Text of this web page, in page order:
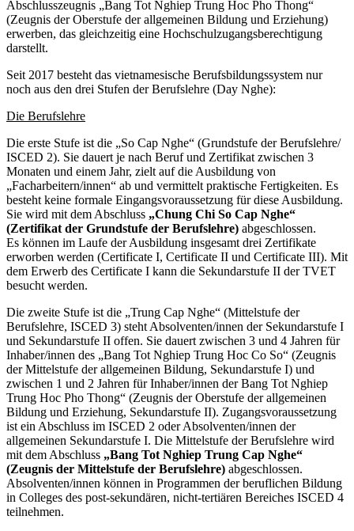
Abschlusszeugnis „Bang Tot Nghiep Trung Hoc Pho Thong“
(Zeugnis der Oberstufe der allgemeinen Bildung und Erziehung)
erwerben, das gleichzeitig eine Hochschulzugangsberechtigung
darstellt.
Seit 2017 besteht das vietnamesische Berufsbildungssystem nur
noch aus den drei Stufen der Berufslehre (Day Nghe):
Die Berufslehre
Die erste Stufe ist die „So Cap Nghe“ (Grundstufe der Berufslehre/
ISCED 2). Sie dauert je nach Beruf und Zertifikat zwischen 3
Monaten und einem Jahr, zielt auf die Ausbildung von
„Facharbeitern/innen“ ab und vermittelt praktische Fertigkeiten. Es
besteht keine formale Eingangsvoraussetzung für diese Ausbildung.
Sie wird mit dem Abschluss „Chung Chi So Cap Nghe“
(Zertifikat der Grundstufe der Berufslehre) abgeschlossen.
Es können im Laufe der Ausbildung insgesamt drei Zertifikate
erworben werden (Certificate I, Certificate II und Certificate III). Mit
dem Erwerb des Certificate I kann die Sekundarstufe II der TVET
besucht werden.
Die zweite Stufe ist die „Trung Cap Nghe“ (Mittelstufe der
Berufslehre, ISCED 3) steht Absolventen/innen der Sekundarstufe I
und Sekundarstufe II offen. Sie dauert zwischen 3 und 4 Jahren für
Inhaber/innen des „Bang Tot Nghiep Trung Hoc Co So“ (Zeugnis
der Mittelstufe der allgemeinen Bildung, Sekundarstufe I) und
zwischen 1 und 2 Jahren für Inhaber/innen der Bang Tot Nghiep
Trung Hoc Pho Thong“ (Zeugnis der Oberstufe der allgemeinen
Bildung und Erziehung, Sekundarstufe II). Zugangsvoraussetzung
ist ein Abschluss im ISCED 2 oder Absolventen/innen der
allgemeinen Sekundarstufe I. Die Mittelstufe der Berufslehre wird
mit dem Abschluss „Bang Tot Nghiep Trung Cap Nghe“
(Zeugnis der Mittelstufe der Berufslehre) abgeschlossen.
Absolventen/innen können in Programmen der beruflichen Bildung
in Colleges des post-sekundären, nicht-tertiären Bereiches ISCED 4
teilnehmen.